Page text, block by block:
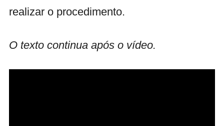
realizar o procedimento.
O texto continua após o vídeo.